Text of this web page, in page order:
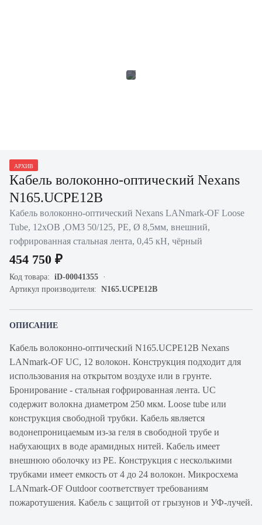
АРХИВ
Кабель волоконно-оптический Nexans
N165.UCPE12B
Кабель волоконно-оптический Nexans LANmark-OF Loose
Tube, 12хОВ ,OM3 50/125, PE, Ø 8,5мм, внешний,
гофрированная стальная лента, 0,45 кН, чёрный
454 750 ₽
Код товара: iD-00041355
Артикул производителя: N165.UCPE12B
ОПИСАНИЕ
Кабель волоконно-оптический N165.UCPE12B Nexans
LANmark-OF UC, 12 волокон. Конструкция подходит для
использования на открытом воздухе или в грунте.
Бронирование - стальная гофрированная лента. UC
содержит волокна диаметром 250 мкм. Loose tube или
конструкция свободной трубки. Кабель является
водонепроницаемым из-за геля в свободной трубе и
набухающих в воде арамидных нитей. Кабель имеет
внешнюю оболочку из PE. Конструкция с несколькими
трубками имеет емкость от 4 до 24 волокон. Микросхема
LANmark-OF Outdoor соответствует требованиям
пожаротушения. Кабель с защитой от грызунов и УФ-лучей.